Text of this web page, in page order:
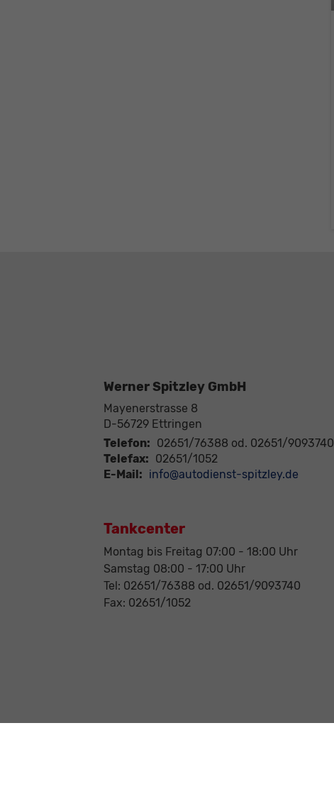
Werner Spitzley GmbH
Mayenerstrasse 8
D-56729 Ettringen
Telefon: 02651/76388 od. 02651/9093740
Telefax: 02651/1052
E-Mail: info@autodienst-spitzley.de
Tankcenter
Montag bis Freitag 07:00 - 18:00 Uhr
Samstag 08:00 - 17:00 Uhr
Tel: 02651/76388 od. 02651/9093740
Fax: 02651/1052